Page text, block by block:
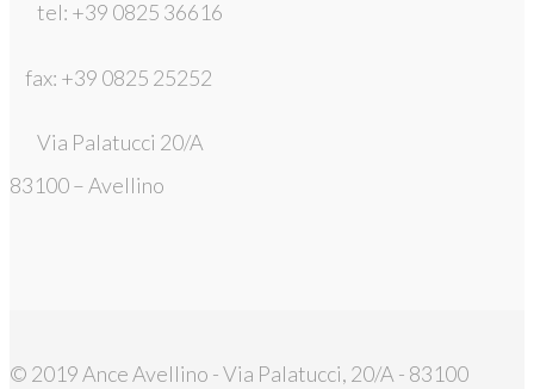
tel: +39 0825 36616
fax: +39 0825 25252
Via Palatucci 20/A
83100 – Avellino
© 2019 Ance Avellino - Via Palatucci, 20/A - 83100